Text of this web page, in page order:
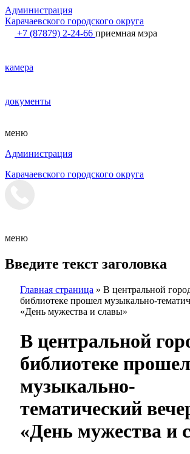
Администрация
Карачаевского городского округа
+7 (87879) 2-24-66 приемная мэра
камера
документы
меню
Администрация
Карачаевского городского округа
меню
Введите текст заголовка
Главная страница » В центральной
библиотеке прошел музыкально-
«День мужества и славы»
В центральной
библиотеке прошел
музыкально-
тематический
«День мужества и